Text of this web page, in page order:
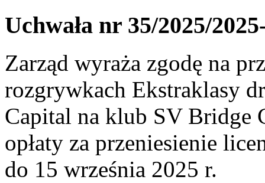
Uchwała nr 35/2025/
Zarząd wyraża zgodę na
rozgrywkach Ekstraklasy
Capital na klub SV Bridge
opłaty za przeniesienie
do 15 września 2025 r.